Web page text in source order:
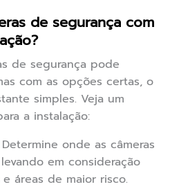
de segurança com
de segurança pode
com as opções certas, o
simples. Veja um
a instalação:
Determine onde as câmeras
em consideração
áreas de maior risco.